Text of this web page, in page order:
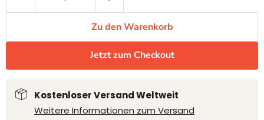
Zu den Warenkorb
Jetzt zum Checkout
Kostenloser Versand Weltweit
Weitere Informationen zum Versand